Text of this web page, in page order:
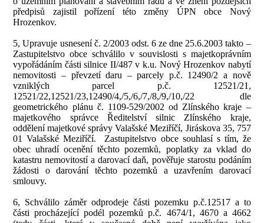
předpisů zajistil pořízení této změny ÚPN obce Nový
Hrozenkov.
5, Upravuje usnesení č. 2/2003 odst. 6 ze dne 25.6.2003 takto –
Zastupitelstvo obce schválilo v souvislosti s majetkoprávním
vypořádáním části silnice II/487 v k.u. Nový Hrozenkov nabytí
nemovitosti – převzetí daru – parcely p.č. 12490/2 a nově
vzniklých parcel p.č. 12521/21,
12521/22,12521/23,12490/4,/5,/6,/7,/8,/9,/10,/22 dle
geometrického plánu č. 1109-529/2002 od Zlínského kraje –
majetkového správce Ředitelství silnic Zlínského kraje,
oddělení majetkové správy Valašské Meziříčí, Jiráskova 35, 757
01 Valašské Meziříčí.
Zastupitelstvo obce souhlasí s tím, že
obec uhradí ocenění těchto pozemků, poplatky za vklad do
katastru nemovitostí a darovací daň, pověřuje starostu podáním
žádosti o darování těchto pozemků a uzavřením darovací
smlouvy.
6, Schválilo záměr odprodeje části pozemku p.č.12517 a to
části procházející podél pozemků p.č. 4674/1, 4670 a 4662